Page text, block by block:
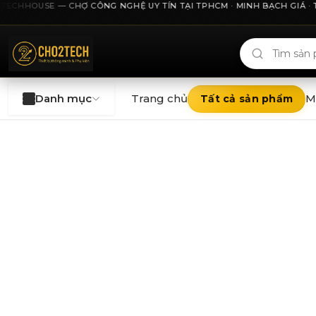
Cho2Tech và 2Techhouse — chợ công nghệ uy tín tại
— CHỢ CÔNG NGHỆ UY TÍN TẠI TPHCM · MINH BẠCH GIÁ ·
Danh mục Trang chủ Tất cả sản phẩm